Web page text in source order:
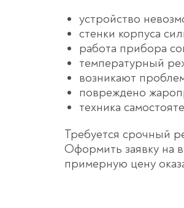
устройство
стенки корпуса
работа прибора
температурный
возникают
повреждено
техника
Требуется срочный
Оформить заявку на
примерную цену